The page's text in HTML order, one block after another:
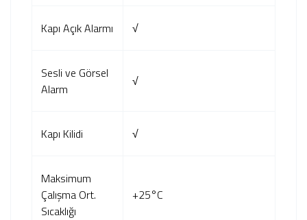
Kapı Açık Alarmı √
Sesli ve Görsel
Alarm
√
Kapı Kilidi √
Maksimum
Çalışma Ort.
Sıcaklığı
+25°C